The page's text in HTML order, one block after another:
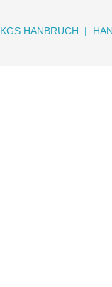
KGS HANBRUCH |